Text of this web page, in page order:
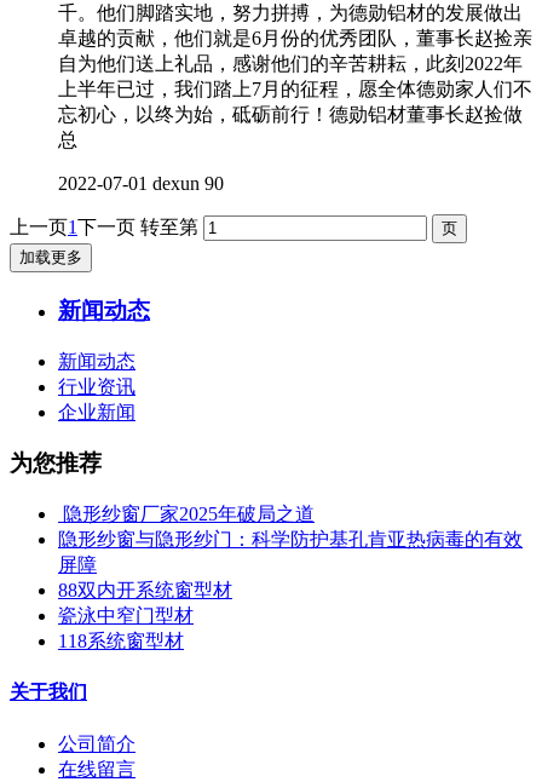
千。他们脚踏实地，努力拼搏，为德勋铝材的发展做出
卓越的贡献，他们就是6月份的优秀团队，董事长赵捡亲
自为他们送上礼品，感谢他们的辛苦耕耘，此刻2022年
上半年已过，我们踏上7月的征程，愿全体德勋家人们不
忘初心，以终为始，砥砺前行！德勋铝材董事长赵捡做
总
2022-07-01 dexun 90
上一页1下一页 转至第
加载更多
新闻动态
新闻动态
行业资讯
企业新闻
为您推荐
​ 隐形纱窗厂家2025年破局之道
隐形纱窗与隐形纱门：科学防护基孔肯亚热病毒的有效
屏障
88双内开系统窗型材
瓷泳中窄门型材
118系统窗型材
关于我们
公司简介
在线留言